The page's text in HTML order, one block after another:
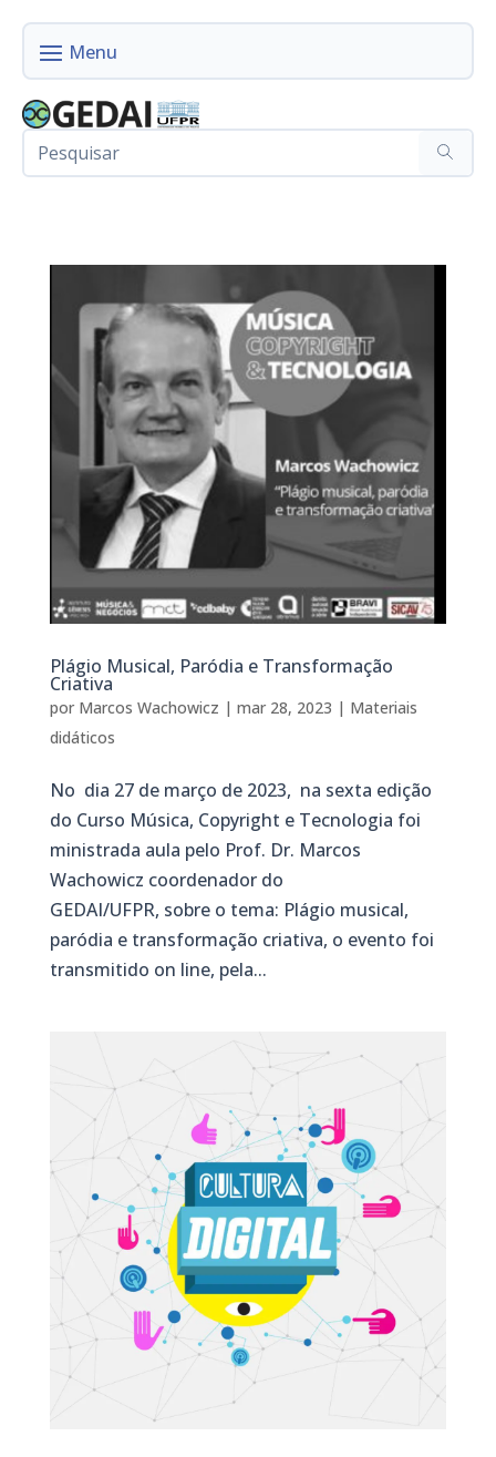
Plágio Musical, Paródia e Transformação
Criativa
por Marcos Wachowicz | mar 28, 2023 | Materiais
didáticos
No dia 27 de março de 2023, na sexta edição
do Curso Música, Copyright e Tecnologia foi
ministrada aula pelo Prof. Dr. Marcos
Wachowicz coordenador do
GEDAI/UFPR, sobre o tema: Plágio musical,
paródia e transformação criativa, o evento foi
transmitido on line, pela...